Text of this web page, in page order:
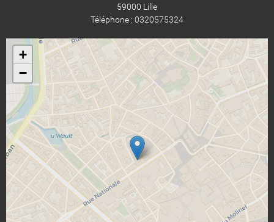
59000 Lille
Téléphone : 0320575324
+
−